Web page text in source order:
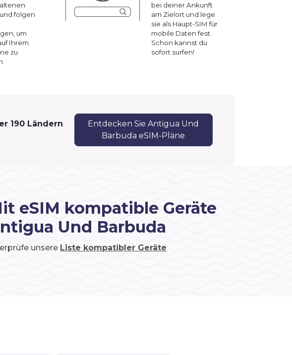
folgen
um
Ihrem
zu
bei deiner Ankunft
am Zielort und lege
sie als Haupt-SIM für
mobile Daten fest.
Schon kannst du
sofort surfen!
190 Ländern
Entdecken Sie Antigua Und
Barbuda eSIM-Pläne
eSIM kompatible Geräte
Und Barbuda
unsere Liste kompatibler Geräte